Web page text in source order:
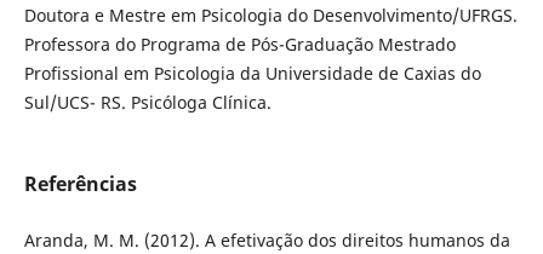
Doutora e Mestre em Psicologia do Desenvolvimento/UFRGS.
Professora do Programa de Pós-Graduação Mestrado
Profissional em Psicologia da Universidade de Caxias do
Sul/UCS- RS. Psicóloga Clínica.
Referências
Aranda, M. M. (2012). A efetivação dos direitos humanos da